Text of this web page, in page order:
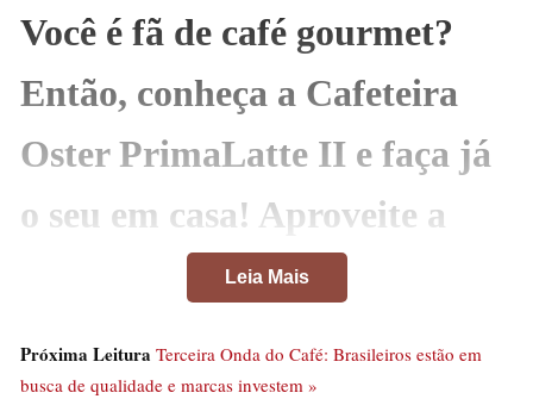
Você é fã de café gourmet?
Então, conheça a Cafeteira
Oster PrimaLatte II e faça já
o seu em casa! Aproveite a
super promoção!
a Cafeteira Espresso Oster PrimaLatte II por R$ 869
Leia Mais
Próxima Leitura Terceira Onda do Café: Brasileiros estão em
busca de qualidade e marcas investem »